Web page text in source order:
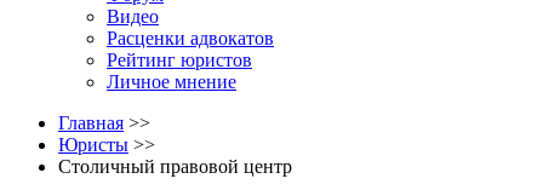
Видео
Расценки адвокатов
Рейтинг юристов
Личное мнение
Главная >>
Юристы >>
Столичный правовой центр